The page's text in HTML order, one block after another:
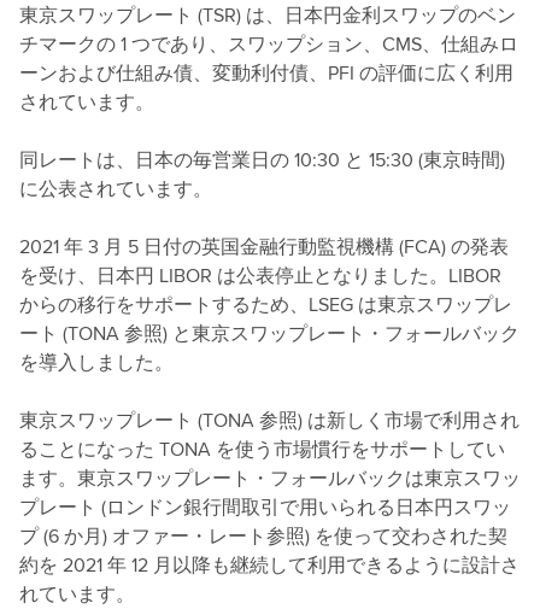
東京スワップレート (TSR) は、日本円金利スワップのベン
チマークの 1 つであり、スワップション、CMS、仕組みロ
ーンおよび仕組み債、変動利付債、PFI の評価に広く利用
されています。
同レートは、日本の毎営業日の 10:30 と 15:30 (東京時間)
に公表されています。
2021 年 3 月 5 日付の英国金融行動監視機構 (FCA) の発表
を受け、日本円 LIBOR は公表停止となりました。LIBOR
からの移行をサポートするため、LSEG は東京スワップレ
ート (TONA 参照) と東京スワップレート・フォールバック
を導入しました。
東京スワップレート (TONA 参照) は新しく市場で利用され
ることになった TONA を使う市場慣行をサポートしてい
ます。東京スワップレート・フォールバックは東京スワッ
プレート (ロンドン銀行間取引で用いられる日本円スワッ
プ (6 か月) オファー・レート参照) を使って交わされた契
約を 2021 年 12 月以降も継続して利用できるように設計さ
れています。